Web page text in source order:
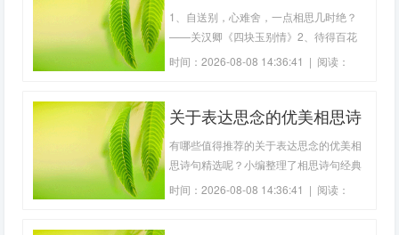
尽销云雾照
1、自送别，心难舍，一点相思几时绝？
——关汉卿《四块玉别情》2、待得百花
成蜜后，为谁辛苦为谁甜。3、碧云红雨
《十二月过尧民歌别情》5、碧云无渡碧
城子填张春
时间：2026-08-08 14:36:41 | 阅读：
关于表达思念的优美相思诗
句精选(精选70句)
有哪些值得推荐的关于表达思念的优美相
思诗句精选呢？小编整理了相思诗句经典
短句，形容思念的句子唯美，表达相思的
时间：2026-08-08 14:36:41 | 阅读：